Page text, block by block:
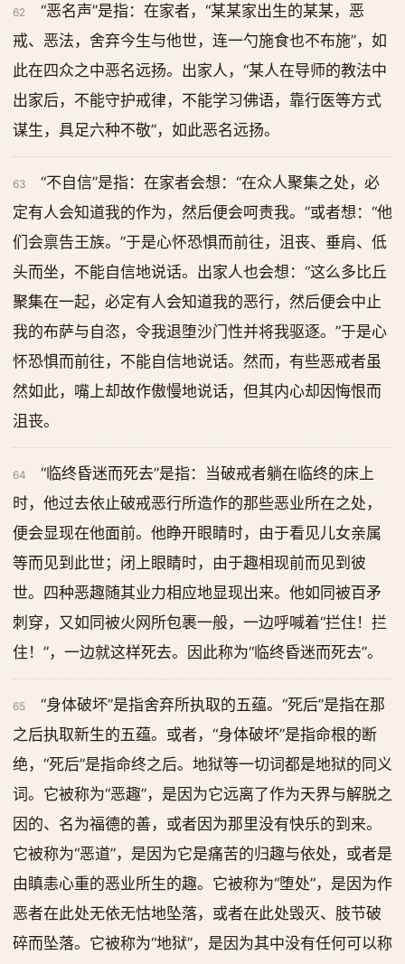
62
“恶名声”是指：在家者，“某某家出生的某某，恶
戒、恶法，舍弃今生与他世，连一勺施食也不布施”，如
此在四众之中恶名远扬。出家人，“某人在导师的教法中
出家后，不能守护戒律，不能学习佛语，靠行医等方式
谋生，具足六种不敬”，如此恶名远扬。
63
“不自信”是指：在家者会想：“在众人聚集之处，必
定有人会知道我的作为，然后便会呵责我。”或者想：“他
们会禀告王族。”于是心怀恐惧而前往，沮丧、垂肩、低
头而坐，不能自信地说话。出家人也会想：“这么多比丘
聚集在一起，必定有人会知道我的恶行，然后便会中止
我的布萨与自恣，令我退堕沙门性并将我驱逐。”于是心
怀恐惧而前往，不能自信地说话。然而，有些恶戒者虽
然如此，嘴上却故作傲慢地说话，但其内心却因悔恨而
沮丧。
64
“临终昏迷而死去”是指：当破戒者躺在临终的床上
时，他过去依止破戒恶行所造作的那些恶业所在之处，
便会显现在他面前。他睁开眼睛时，由于看见儿女亲属
等而见到此世；闭上眼睛时，由于趣相现前而见到彼
世。四种恶趣随其业力相应地显现出来。他如同被百矛
刺穿，又如同被火网所包裹一般，一边呼喊着“拦住！拦
住！”，一边就这样死去。因此称为“临终昏迷而死去”。
65
“身体破坏”是指舍弃所执取的五蕴。“死后”是指在那
之后执取新生的五蕴。或者，“身体破坏”是指命根的断
绝，“死后”是指命终之后。地狱等一切词都是地狱的同义
词。它被称为“恶趣”，是因为它远离了作为天界与解脱之
因的、名为福德的善，或者因为那里没有快乐的到来。
它被称为“恶道”，是因为它是痛苦的归趣与依处，或者是
由瞋恚心重的恶业所生的趣。它被称为“堕处”，是因为作
恶者在此处无依无怙地坠落，或者在此处毁灭、肢节破
碎而坠落。它被称为“地狱”，是因为其中没有任何可以称